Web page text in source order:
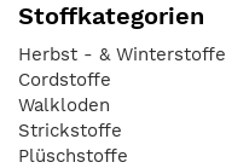
Stoffkategorien
Herbst - & Winterstoffe
Cordstoffe
Walkloden
Strickstoffe
Plüschstoffe